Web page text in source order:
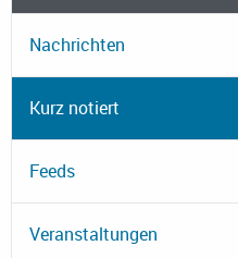
Nachrichten
Kurz notiert
Feeds
Veranstaltungen